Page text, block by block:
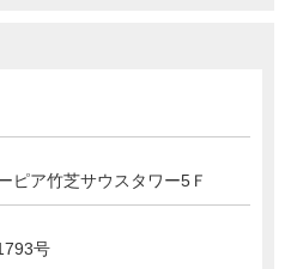
ピア竹芝サウスタワー5Ｆ
号